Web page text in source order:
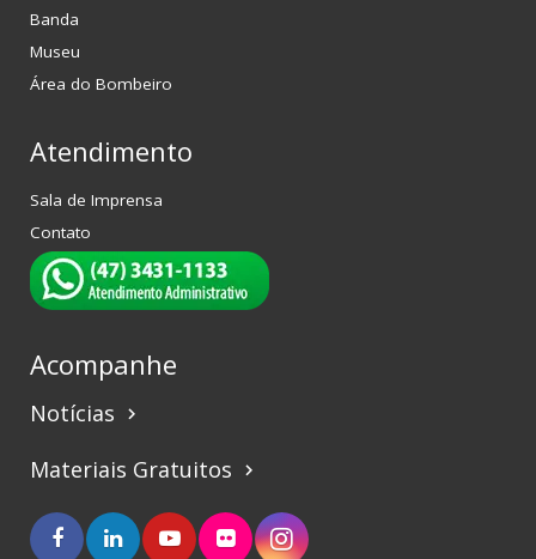
Banda
Museu
Área do Bombeiro
Atendimento
Sala de Imprensa
Contato
Acompanhe
Notícias keyboard_arrow_right
Materiais Gratuitos keyboard_arrow_right